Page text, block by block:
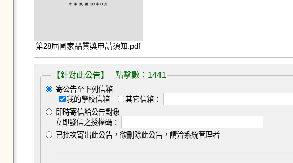
第28屆國家品質獎申請須知.pdf
【針對此公告】 點擊數：1441
寄公告至下列信箱
我的學校信箱
其它信箱：
即時寄信給公告對象
立即發信之授權碼：
已批次寄出此公告，欲刪除此公告，請洽系統管理者